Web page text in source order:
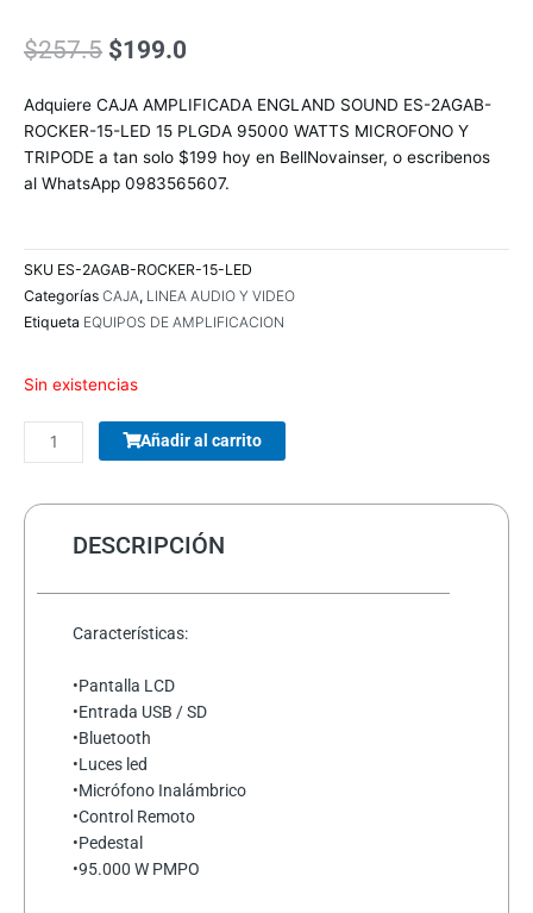
$257.5 El
original
era:
$257.5.
$199.0
actual
es:
$199.0.
Adquiere CAJA AMPLIFICADA ENGLAND SOUND ES-2AGAB-
ROCKER-15-LED 15 PLGDA 95000 WATTS MICROFONO Y
TRIPODE a tan solo $199 hoy en BellNovainser, o escribenos
al WhatsApp 0983565607.
SKU ES-2AGAB-ROCKER-15-LED
Categorías CAJA, LINEA AUDIO Y VIDEO
Etiqueta EQUIPOS DE AMPLIFICACION
Sin existencias
PARLANTES
WOOU
PULSE
25-
PORTABLE
COLORES
cantidad
Añadir al carrito
DESCRIPCIÓN
Características:
•Pantalla LCD
•Entrada USB / SD
•Bluetooth
•Luces led
•Micrófono Inalámbrico
•Control Remoto
•Pedestal
•95.000 W PMPO